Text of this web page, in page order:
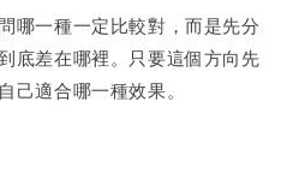
哪一種一定比較對，而是先分
底差在哪裡。只要這個方向先
己適合哪一種效果。